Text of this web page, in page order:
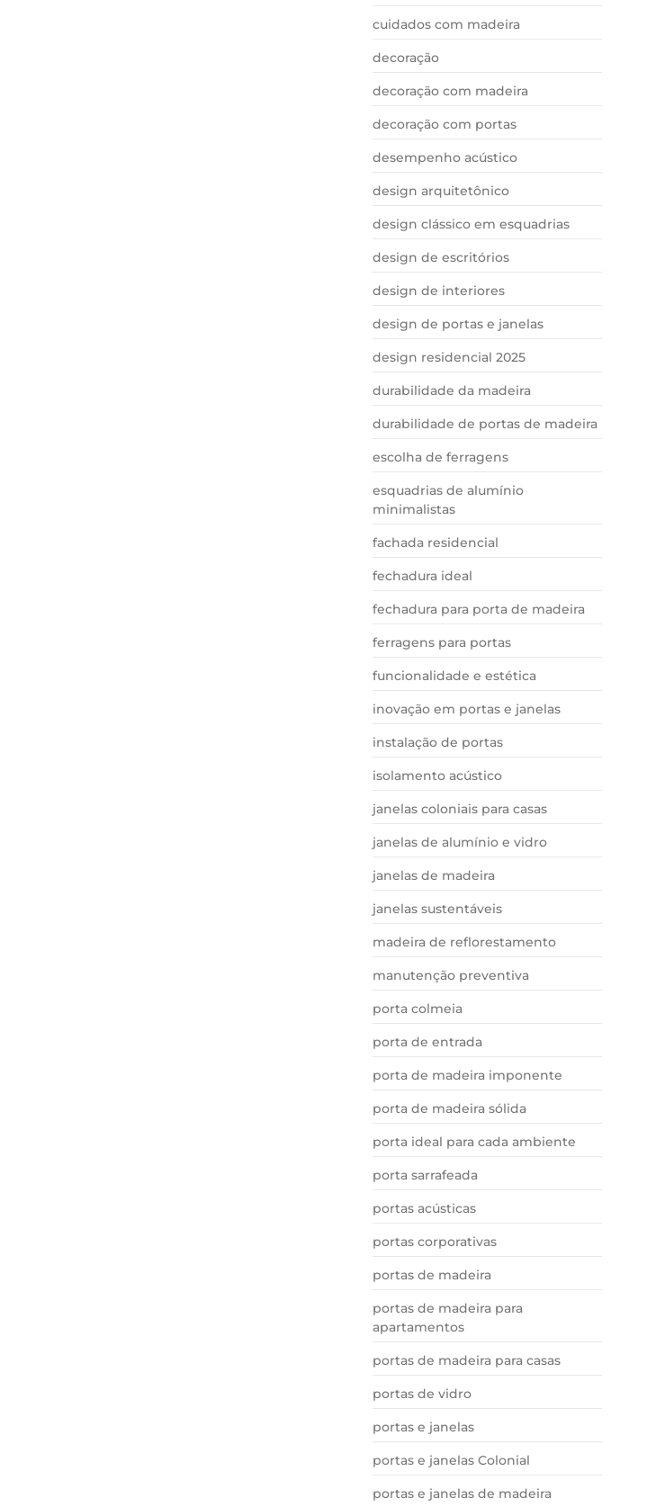
cuidados com madeira
decoração
decoração com madeira
decoração com portas
desempenho acústico
design arquitetônico
design clássico em esquadrias
design de escritórios
design de interiores
design de portas e janelas
design residencial 2025
durabilidade da madeira
durabilidade de portas de madeira
escolha de ferragens
esquadrias de alumínio
minimalistas
fachada residencial
fechadura ideal
fechadura para porta de madeira
ferragens para portas
funcionalidade e estética
inovação em portas e janelas
instalação de portas
isolamento acústico
janelas coloniais para casas
janelas de alumínio e vidro
janelas de madeira
janelas sustentáveis
madeira de reflorestamento
manutenção preventiva
porta colmeia
porta de entrada
porta de madeira imponente
porta de madeira sólida
porta ideal para cada ambiente
porta sarrafeada
portas acústicas
portas corporativas
portas de madeira
portas de madeira para
apartamentos
portas de madeira para casas
portas de vidro
portas e janelas
portas e janelas Colonial
portas e janelas de madeira